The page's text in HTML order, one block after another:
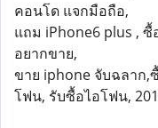
คอนโด แจกมือถือ,
แถม iPhone6 plus ,
อยากขาย,
ขาย iphone จับฉลาก,
โฟน, รับซื้อไอโฟน,